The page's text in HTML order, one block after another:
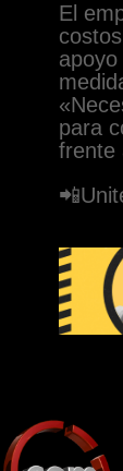
El
para
frente